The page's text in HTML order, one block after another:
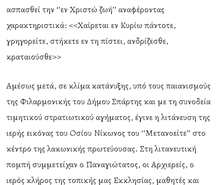
ασπασθεί την ‘’εν Χριστώ ζωή’’ αναφέροντας
χαρακτηριστικά: <<Χαίρεται εν Κυρίω πάντοτε,
γρηγορείτε, στήκετε εν τη πίστει, ανδρίζεσθε,
κραταιούσθε>>
Αμέσως μετά, σε κλίμα κατάνυξης, υπό τους παιανισμούς
της Φιλαρμονικής του Δήμου Σπάρτης και με τη συνοδεία
τιμητικού στρατιωτικού αγήματος, έγινε η λιτάνευση της
ιερής εικόνας του Οσίου Νίκωνος του ‘’Μετανοείτε’’ στο
κέντρο της λακωνικής πρωτεύουσας. Στη λιτανευτική
πομπή συμμετείχαν ο Παναγιώτατος, οι Αρχιερείς, ο
ιερός κλήρος της τοπικής μας Εκκλησίας, μαθητές και